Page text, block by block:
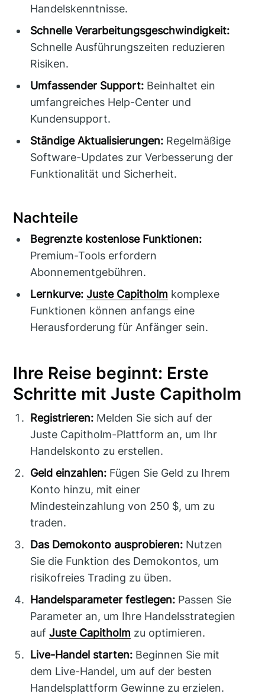
Handelskenntnisse.
Schnelle Verarbeitungsgeschwindigkeit:
Schnelle Ausführungszeiten reduzieren
Risiken.
Umfassender Support: Beinhaltet ein
umfangreiches Help-Center und
Kundensupport.
Ständige Aktualisierungen: Regelmäßige
Software-Updates zur Verbesserung der
Funktionalität und Sicherheit.
Nachteile
Begrenzte kostenlose Funktionen:
Premium-Tools erfordern
Abonnementgebühren.
Lernkurve: Juste Capitholm komplexe
Funktionen können anfangs eine
Herausforderung für Anfänger sein.
Ihre Reise beginnt: Erste
Schritte mit Juste Capitholm
Registrieren: Melden Sie sich auf der
Juste Capitholm-Plattform an, um Ihr
Handelskonto zu erstellen.
Geld einzahlen: Fügen Sie Geld zu Ihrem
Konto hinzu, mit einer
Mindesteinzahlung von 250 $, um zu
traden.
Das Demokonto ausprobieren: Nutzen
Sie die Funktion des Demokontos, um
risikofreies Trading zu üben.
Handelsparameter festlegen: Passen Sie
Parameter an, um Ihre Handelsstrategien
aufJuste Capitholm zu optimieren.
Live-Handel starten: Beginnen Sie mit
dem Live-Handel, um auf der besten
Handelsplattform Gewinne zu erzielen.